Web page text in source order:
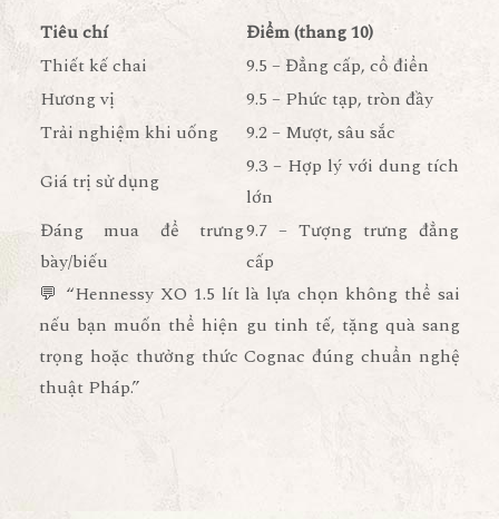
Tiêu chí
Điểm (thang 10)
Thiết kế chai
9.5 – Đẳng cấp, cổ điển
Hương vị
9.5 – Phức tạp, tròn đầy
Trải nghiệm khi uống
9.2 – Mượt, sâu sắc
Giá trị sử dụng
9.3 – Hợp lý với dung tích
lớn
Đáng mua để trưng
bày/biếu
9.7 – Tượng trưng đẳng
cấp
💬 “Hennessy XO 1.5 lít là lựa chọn không thể sai
nếu bạn muốn thể hiện gu tinh tế, tặng quà sang
trọng hoặc thưởng thức Cognac đúng chuẩn nghệ
thuật Pháp.”